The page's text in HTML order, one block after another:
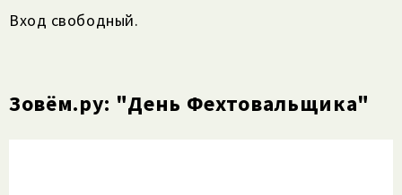
Вход свободный.
Зовём.ру: "День Фехтовальщика"